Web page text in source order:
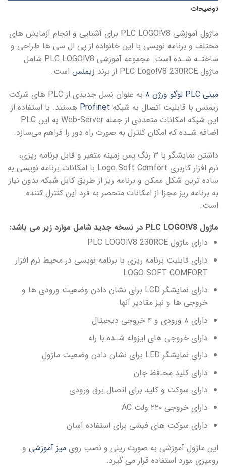
توضیحات
ماژول آموزشی PLC LOGO!V8 برای آشنایی و انجام آزمایش های
مختلف و برنامه نویسی با این خانواده از پی ال سی ها طراحی و
ساختـه شـده است. مجموعه آموزشی PLC LOGO!V8 شامل
ماژول PLC Logo!V8 230RCE از برند
زیمنساست.
مینی PLC لوگو ورژن ۸
به عنوان نسل جدیدی از PLC های شرکت
زیمنس با قابلیت اتصال به شبکهProfinetهستند. با استفاده از
اضافه شـده که امکان کنترل به صورت راه دور را فراهم می‌سازد.
داشتن نمایشگر با ۳ رنگ پس زمینه متغیر و قابل برنامه ریزی،
نرم افزار کاربری Logo Soft Comfort‌ با امکانات برنامه نویسی به
ساده ترین شکل ممکن و برنامه ریز از طریق کابل شبکه بدون نیاز
به برنامه ریز مجزا از امکانات منحصر به فرد این کنترل کننده
است.
ماژول PLC LOGO!V8 در نسخه جدید شامل موارد زیر می باشد:
دارای ماژول PLC LOGO!V8 230RCE
دارای قابلیت برنامه ریزی با برنامه نویسی در محیط نرم افزار
LOGO SOFT COMFORT
دارای نمایشگر LCD برای نشان دادن وضعیت ورودی ها و
خروجی ها و نیز مقادیر آنها
دارای ۸ ورودی و ۴ خروجی دیجیتال
دارای خروجی های ایزوله شـده با رله
دارای نمایشگر LED برای نشان دادن وضعیت ماژول
دارای کلید محافظ جان
دارای سوکت و کلید برای اتصال برق ورودی
دارای خروجی ۲۲۰ ولت AC
دارای سوکت های فیشی برای استفاده آسان
این ماژول آموزشی به صورت ریلی و نصب رویمیز آموزشیو
رومیزی مورد استفاده قرار می گیرد.